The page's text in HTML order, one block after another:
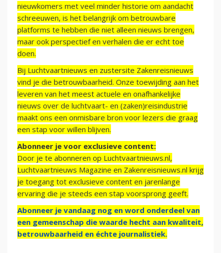
nieuwkomers met veel minder historie om aandacht
schreeuwen, is het belangrijk om betrouwbare
platforms te hebben die niet alleen nieuws brengen,
maar ook perspectief en verhalen die er echt toe
doen.
Bij Luchtvaartnieuws en zustersite Zakenreisnieuws
vind je die betrouwbaarheid. Onze toewijding aan het
leveren van het meest actuele en onafhankelijke
nieuws over de luchtvaart- en (zaken)reisindustrie
maakt ons een onmisbare bron voor lezers die graag
een stap voor willen blijven.
Abonneer je voor exclusieve content:
Door je te abonneren op Luchtvaartnieuws.nl,
Luchtvaartnieuws Magazine en Zakenreisnieuws.nl krijg
je toegang tot exclusieve content en jarenlange
ervaring die je steeds een stap voorsprong geeft.
Abonneer je vandaag nog en word onderdeel van
een gemeenschap die waarde hecht aan kwaliteit,
betrouwbaarheid en échte journalistiek.